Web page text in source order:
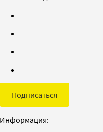
Подписаться
Информация: